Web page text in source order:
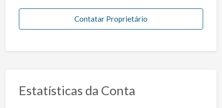
Contatar Proprietário
Estatísticas da Conta